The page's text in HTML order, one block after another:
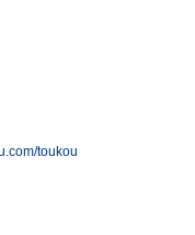
toukou